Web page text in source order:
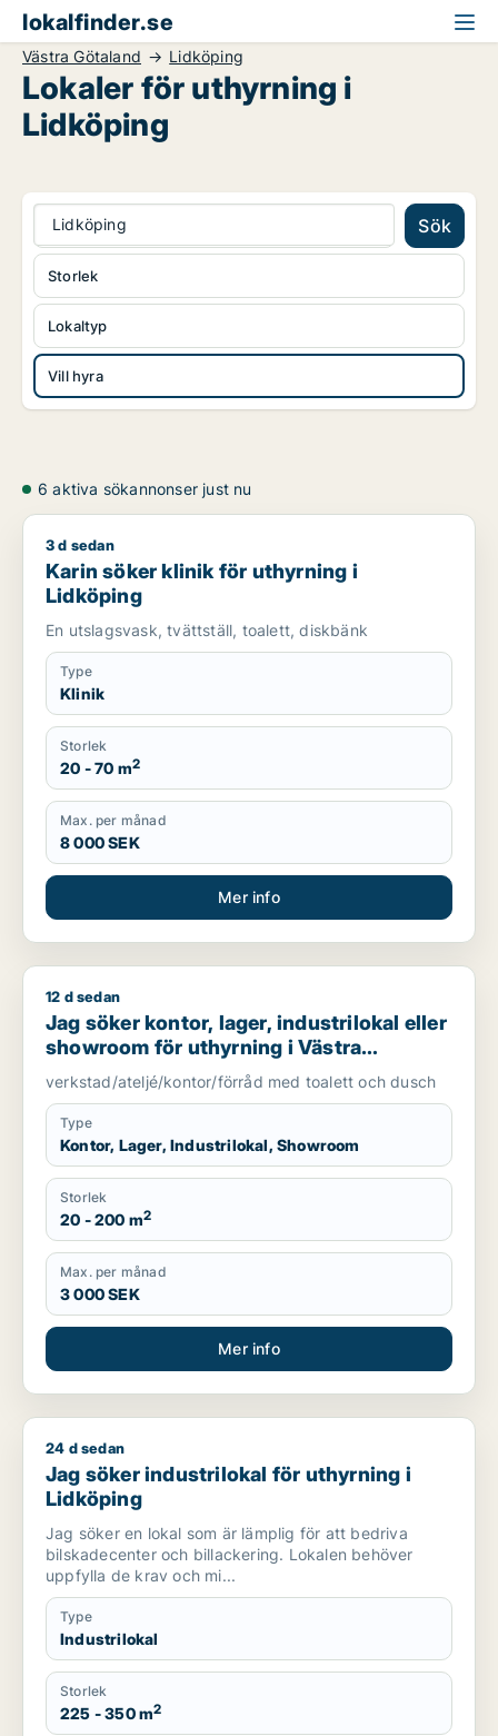
lokalfinder.se
Västra Götaland Lidköping
Lokaler för uthyrning i
Lidköping
Lidköping Sök
Lokaltyp
Vill hyra
Storlek
6 aktiva sökannonser just nu
Karin söker klinik för uthyrning i Lidköping
3 d sedan
Karin söker klinik för uthyrning i
Lidköping
En utslagsvask, tvättställ, toalett, diskbänk
Type
Klinik
Storlek
20 - 70 m2
Max. per månad
8 000 SEK
Mer info
Jag söker kontor, lager, industrilokal eller showroom för
12 d sedan
Jag söker kontor, lager, industrilokal eller
showroom för uthyrning i Västra
Götaland
verkstad/ateljé/kontor/förråd med toalett och dusch
Type
Kontor, Lager, Industrilokal, Showroom
Storlek
20 - 200 m2
Max. per månad
3 000 SEK
Mer info
Jag söker industrilokal för uthyrning i Lidköping
24 d sedan
Jag söker industrilokal för uthyrning i
Lidköping
Jag söker en lokal som är lämplig för att bedriva
bilskadecenter och billackering. Lokalen behöver
uppfylla de krav och mi...
Type
Industrilokal
Storlek
225 - 350 m2